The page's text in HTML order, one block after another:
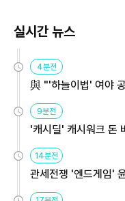
실시간 뉴스
4분전
與 "'하늘이법' 여야
9분전
'캐시딜' 캐시워크 돈
14분전
관세전쟁 '엔드게임'
용해야